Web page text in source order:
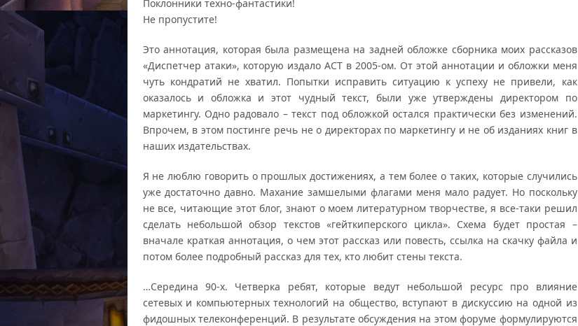
Поклонники техно-фантастики!
Не пропустите!
Это аннотация, которая была размещена на задней обложке сборника моих рассказов
«Диспетчер атаки», которую издало АСТ в 2005-ом. От этой аннотации и обложки меня
чуть кондратий не хватил. Попытки исправить ситуацию к успеху не привели, как
оказалось и обложка и этот чудный текст, были уже утверждены директором по
маркетингу. Одно радовало – текст под обложкой остался практически без изменений.
Впрочем, в этом постинге речь не о директорах по маркетингу и не об изданиях книг в
наших издательствах.
Я не люблю говорить о прошлых достижениях, а тем более о таких, которые случились
уже достаточно давно. Махание замшелыми флагами меня мало радует. Но поскольку
не все, читающие этот блог, знают о моем литературном творчестве, я все-таки решил
сделать небольшой обзор текстов «гейткиперского цикла». Схема будет простая –
вначале краткая аннотация, о чем этот рассказ или повесть, ссылка на скачку файла и
потом более подробный рассказ для тех, кто любит стены текста.
…Середина 90-х. Четверка ребят, которые ведут небольшой ресурс про влияние
сетевых и компьютерных технологий на общество, вступают в дискуссию на одной из
фидошных телеконференций. В результате обсуждения на этом форуме формулируются